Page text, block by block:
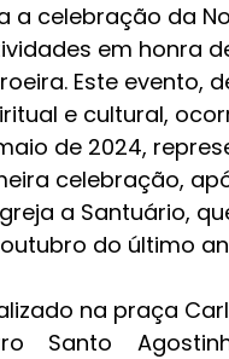
a celebração da
em honra
Este evento,
e cultural,
de 2024,
celebração,
a Santuário,
do último
na praça
Santo